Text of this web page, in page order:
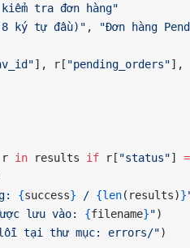
tra đơn hàng"
ký tự đầu)" ,
"Đơn hàng
], r[ "pending_orders"],
r in results if r[ "status"]
{success} / {len(results)}
lưu vào: {filename}")
lỗi tại thư mục: errors/")